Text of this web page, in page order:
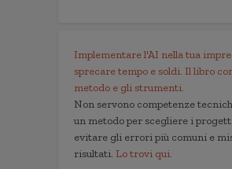
Implementare l'AI nella tua
sprecare tempo e soldi. Il libro
metodo e gli strumenti.
Non servono competenze
un metodo per scegliere i
evitare gli errori più comuni e
risultati. Lo trovi qui.